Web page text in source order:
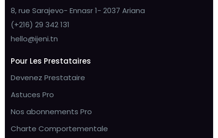
8, rue Sarajevo- Ennasr 1- 2037 Ariana
(+216) 29 342 131
hello@ijeni.tn
Pour Les Prestataires
Devenez Prestataire
Astuces Pro
Nos abonnements Pro
Charte Comportementale